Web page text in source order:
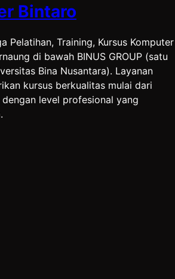
Bintaro
Pelatihan, Training, Kursus Komputer
di bawah BINUS GROUP (satu
Bina Nusantara). Layanan
kursus berkualitas mulai dari
level profesional yang